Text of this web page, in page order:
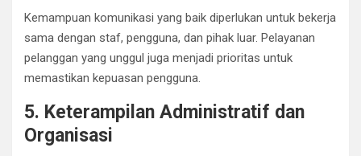
Kemampuan komunikasi yang baik diperlukan untuk bekerja
sama dengan staf, pengguna, dan pihak luar. Pelayanan
pelanggan yang unggul juga menjadi prioritas untuk
memastikan kepuasan pengguna.
5. Keterampilan Administratif dan
Organisasi